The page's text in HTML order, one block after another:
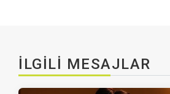
İLGILI MESAJLAR